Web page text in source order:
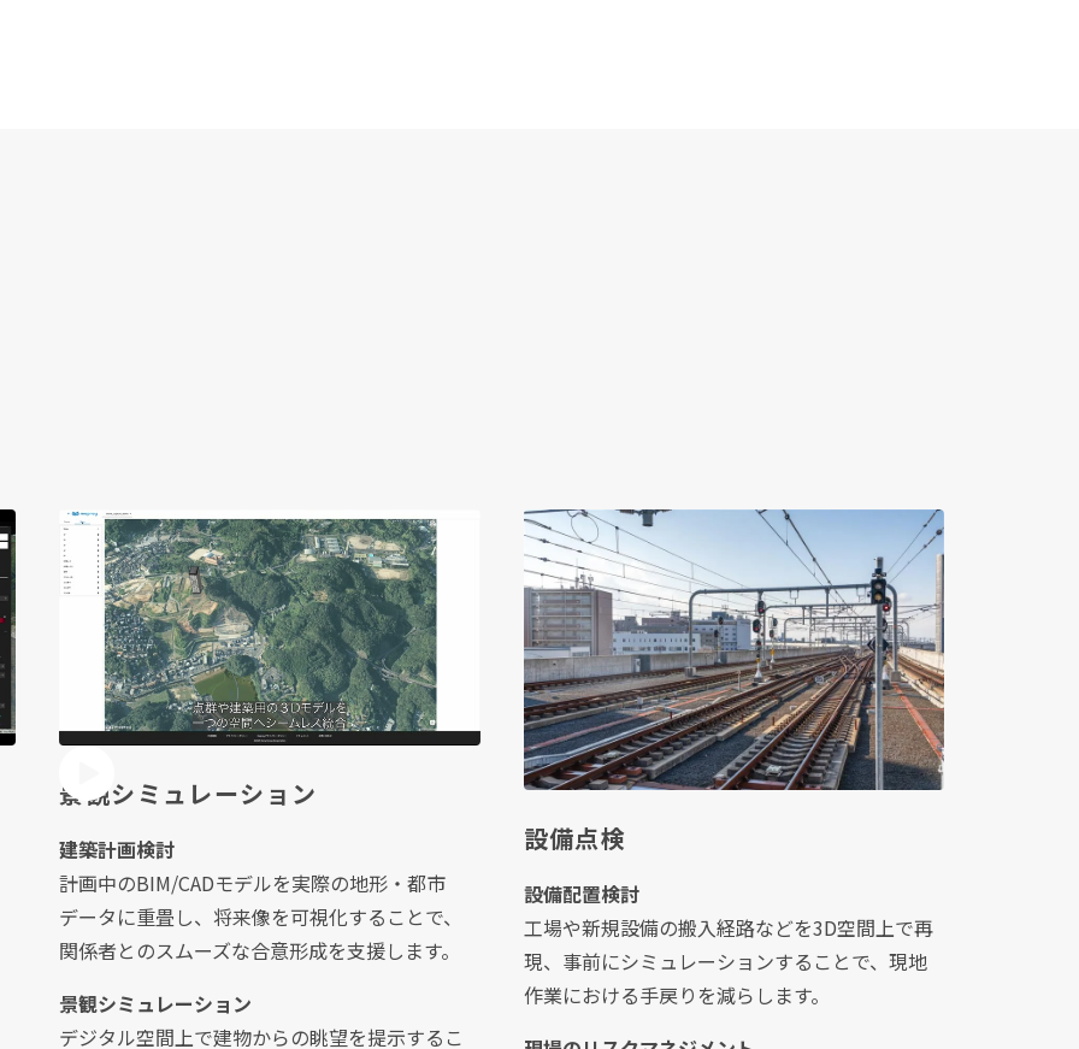
景観シミュレーション
建築計画検討
計画中のBIM/CADモデルを実際の地形・都市
データに重畳し、将来像を可視化することで、
関係者とのスムーズな合意形成を支援します。
景観シミュレーション
デジタル空間上で建物からの眺望を提示するこ
設備点検
設備配置検討
工場や新規設備の搬入経路などを3D空間上で再
現、事前にシミュレーションすることで、現地
作業における手戻りを減らします。